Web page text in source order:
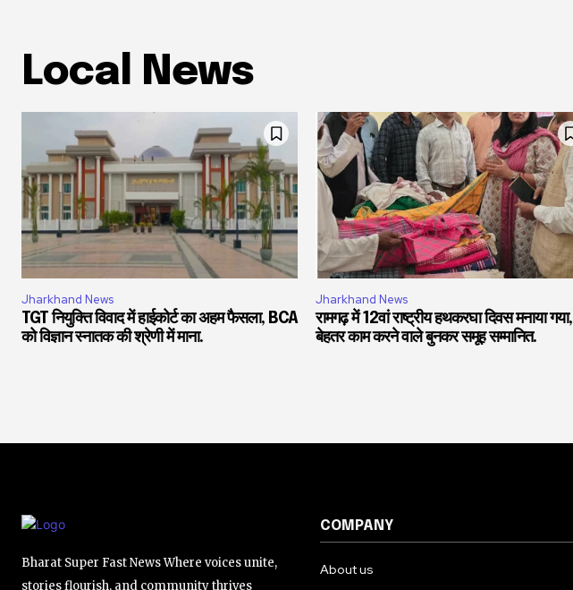
Local News
Jharkhand News
TGT नियुक्ति विवाद में हाईकोर्ट का अहम फैसला, BCA
को विज्ञान स्नातक की श्रेणी में माना.
Jharkhand News
रामगढ़ में 12वां राष्ट्रीय हथकरघा दिवस मनाया गया,
बेहतर काम करने वाले बुनकर समूह सम्मानित.
Bharat Super Fast News Where voices unite,
stories flourish, and community thrives
COMPANY
About us